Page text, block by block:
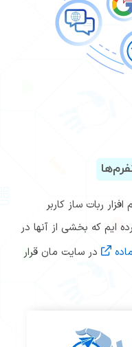
ربات ساز کاربر
ایم که بخشی از آنها در
در سایت مان قرار